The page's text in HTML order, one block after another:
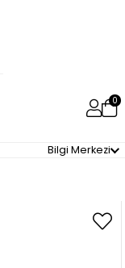
0
Bilgi Merkezi